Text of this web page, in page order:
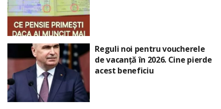
Reguli noi pentru voucherele
de vacanță în 2026. Cine pierde
acest beneficiu